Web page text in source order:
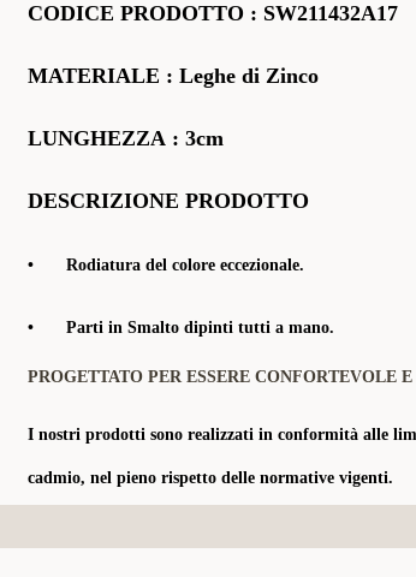
CODICE PRODOTTO : SW211432A17
MATERIALE : Leghe di Zinco
LUNGHEZZA : 3cm
DESCRIZIONE PRODOTTO
• Rodiatura del colore eccezionale.
• Parti in Smalto dipinti tutti a mano.
PROGETTATO PER ESSERE CONFORTEVOLE
I nostri prodotti sono realizzati in conformità alle
cadmio, nel pieno rispetto delle normative vigenti.